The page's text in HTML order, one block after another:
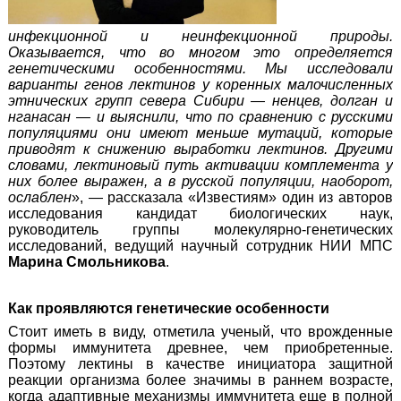
инфекционной и неинфекционной природы.
Оказывается, что во многом это определяется
генетическими особенностями. Мы исследовали
варианты генов лектинов у коренных малочисленных
этнических групп севера Сибири —ненцев, долган и
нганасан — и выяснили, что по сравнению с русскими
популяциями они имеют меньше мутаций, которые
приводят к снижению выработки лектинов. Другими
словами, лектиновый путь активации комплемента у
них более выражен, а в русской популяции, наоборот,
ослаблен», — рассказала «Известиям» один из авторов
исследования кандидат биологических наук,
руководитель группы молекулярно-генетических
исследований, ведущий научный сотрудник НИИ МПС
Марина Смольникова.
Как проявляются генетические особенности
Стоит иметь в виду, отметила ученый, что врожденные
формы иммунитета древнее, чем приобретенные.
Поэтому лектины в качестве инициатора защитной
реакции организма более значимы в раннем возрасте,
когда адаптивные механизмы иммунитета еще в полной